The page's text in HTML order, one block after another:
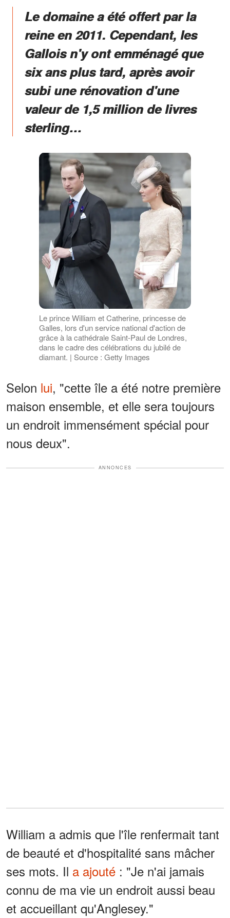
Le domaine a été offert par la
reine en 2011. Cependant, les
Gallois n'y ont emménagé que
six ans plus tard, après avoir
subi une rénovation d'une
valeur de 1,5 million de livres
sterling…
Le prince William et Catherine, princesse de
Galles, lors d'un service national d'action de
grâce à la cathédrale Saint-Paul de Londres,
dans le cadre des célébrations du jubilé de
diamant. | Source : Getty Images
Selon lui, "cette île a été notre première
maison ensemble, et elle sera toujours
un endroit immensément spécial pour
nous deux".
ANNONCES
William a admis que l'île renfermait tant
de beauté et d'hospitalité sans mâcher
ses mots. Il a ajouté : "Je n'ai jamais
connu de ma vie un endroit aussi beau
et accueillant qu'Anglesey."